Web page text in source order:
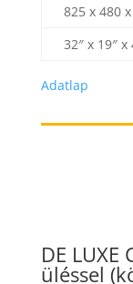
825 x 480
32″ x 19″ x
Adatlap
DE
üléssel